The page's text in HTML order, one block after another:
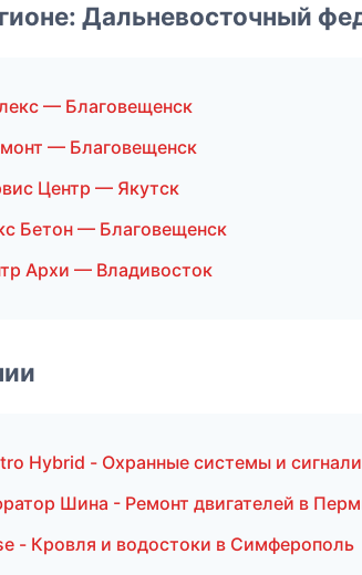
Дальневосточный
— Благовещенск
— Благовещенск
Центр — Якутск
Бетон — Благовещенск
Архи — Владивосток
Hybrid - Охранные системы и
Шина - Ремонт двигателей в
- Кровля и водостоки в Симферополь